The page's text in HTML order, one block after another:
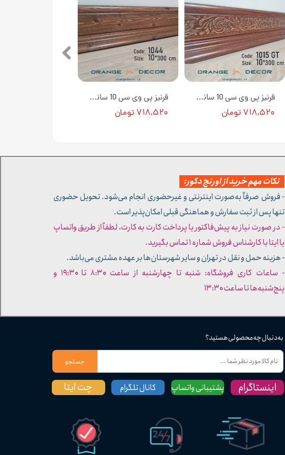
قرنیز پی وی سی 10 سانتی متری طرح چوب قهوه ای کد 1044 [انبار تهران]
۷۱۸,۵۲۰ تومان
قرنیز پی وی سی 10 سانتی متری طرح چوب گلدار قهوه ای کد 1015GT [انبار تهران]
۷۱۸,۵۲۰ تومان
به دنبال چه محصولی هستید؟
جستجو
پشتیبانی واتساپ چت ایتا کانال تلگرام اینستاگرام
نکات مهم خرید از اورنج دکور:
- فروش صرفاً به‌صورت اینترنتی و غیرحضوری انجام می‌شود. تحویل حضوری
تنها پس از ثبت سفارش و هماهنگی قبلی امکان‌پذیر است.
- در صورت نیاز به پیش‌فاکتور یا پرداخت کارت به کارت، لطفاً از طریق واتساپ
یا ایتا با کارشناس فروش شماره ۱ تماس بگیرید.
- هزینه حمل و نقل در تهران و سایر شهرستان‌ها بر عهده مشتری می‌باشد.
- ساعات کاری فروشگاه: شنبه تا چهارشنبه از ساعت ۸:۳۰ تا ۱۹:۳۰ و
پنج‌شنبه‌ها تا ساعت ۱۳:۳۰​​​​​​​